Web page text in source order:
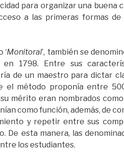
para organizar una buena
a las primeras formas
‘Monitoral’, también se
1798. Entre sus
de un maestro para dictar
el método proponía entre
mérito eran nombrados como
como función, además, de
y repetir entre sus
De esta manera, las
los estudiantes.